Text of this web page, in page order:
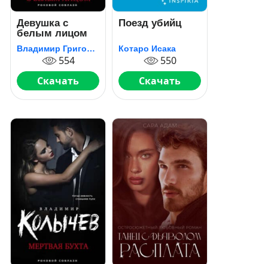
Девушка с
белым лицом
Владимир Григорьевич Колычев
554
Скачать
Поезд убийц
Котаро Исака
550
Скачать